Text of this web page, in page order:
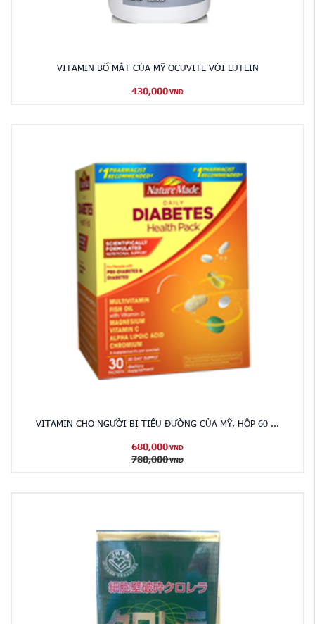
VITAMIN BỔ MẮT CỦA MỸ OCUVITE VỚI LUTEIN
430,000 VND
VITAMIN CHO NGƯỜI BỊ TIỂU ĐƯỜNG CỦA MỸ, HỘP 60 ...
680,000 VND
780,000 VND